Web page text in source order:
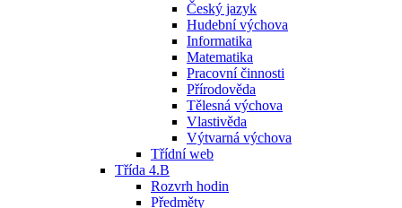
Český jazyk
Hudební výchova
Informatika
Matematika
Pracovní činnosti
Přírodověda
Tělesná výchova
Vlastivěda
Výtvarná výchova
Třídní web
Třída 4.B
Rozvrh hodin
Předměty